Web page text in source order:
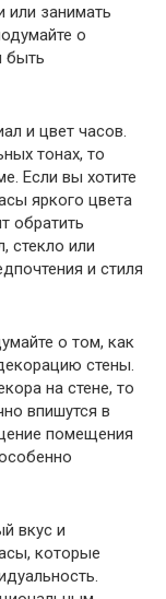
или занимать
о
быть
и цвет часов.
тонах, то
Если вы хотите
яркого цвета
обратить
стекло или
и стиля
о том, как
стены.
на стене, то
впишутся в
помещения
вкус и
которые